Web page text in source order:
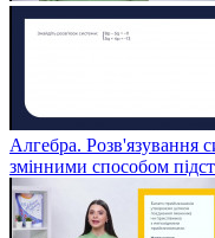
Алгебра. Розв'язування
змінними способом